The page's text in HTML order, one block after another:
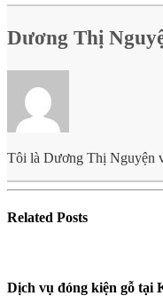
Dương Thị
Tôi là Dương Thị Nguyện
Related Posts
Dịch vụ đóng kiện gỗ